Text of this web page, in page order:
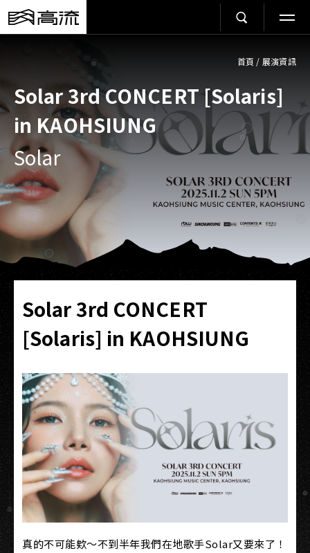
首頁 / 展演資訊
Solar 3rd CONCERT [Solaris]
in KAOHSIUNG
Solar
Solar 3rd CONCERT
[Solaris] in KAOHSIUNG
真的不可能欸～不到半年我們在地歌手Solar又要來了！